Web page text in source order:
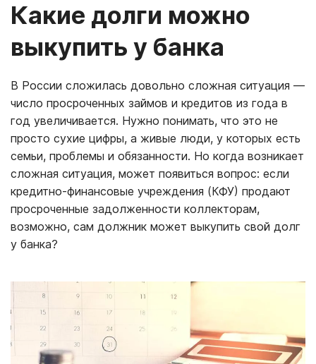
Какие долги можно
выкупить у банка
В России сложилась довольно сложная ситуация —
число просроченных займов и кредитов из года в
год увеличивается. Нужно понимать, что это не
просто сухие цифры, а живые люди, у которых есть
семьи, проблемы и обязанности. Но когда возникает
сложная ситуация, может появиться вопрос: если
кредитно-финансовые учреждения (КФУ) продают
просроченные задолженности коллекторам,
возможно, сам должник может выкупить свой долг
у банка?